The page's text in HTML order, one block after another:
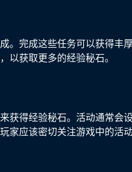
。完成这些任务可以获得丰
以获取更多的经验秘石。
获得经验秘石。活动通常会
家应该密切关注游戏中的活